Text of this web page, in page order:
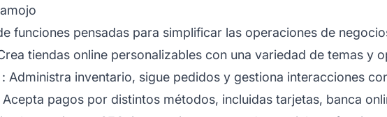
funciones pensadas para simplificar las operaciones de
tiendas online personalizables con una variedad de temas y
: Administra inventario, sigue pedidos y gestiona interacciones
Acepta pagos por distintos métodos, incluidas tarjetas, banca